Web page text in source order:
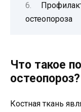
остеопороза
Что такое
остеопороз?
Костная ткань